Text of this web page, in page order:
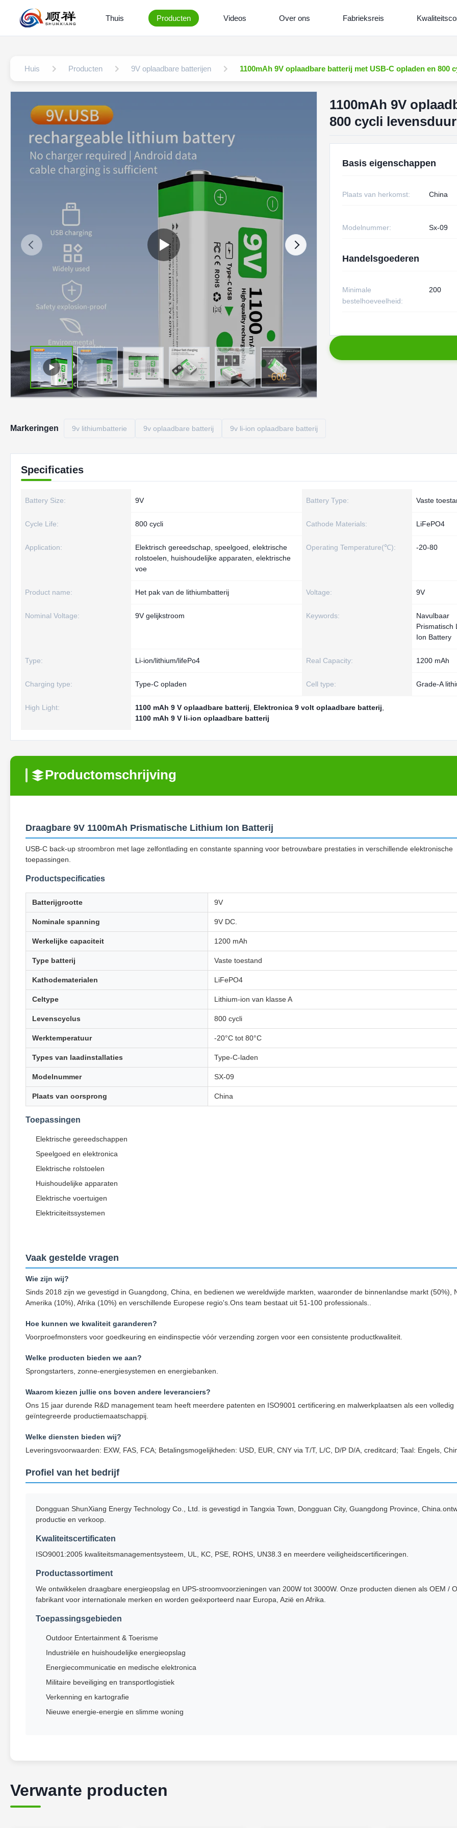
Thuis Producten Videos Over ons Fabrieksreis
Huis Producten 9V oplaadbare batterijen 1100mAh 9V oplaadbare batterij met USB-C opladen en
1100mAh 9V
800 cycli
Basis eigenschappen
Plaats van herkomst: China
Modelnummer: Sx-09
Handelsgoederen
Minimale
bestelhoeveelheid:
200
Markeringen 9v lithiumbatterie 9v oplaadbare batterij 9v li-ion oplaadbare batterij
Specificaties
Battery Size: 9V Battery Type: Vaste
Cycle Life: 800 cycli Cathode Materials: LiFePO4
Application:
Elektrisch gereedschap, speelgoed, elektrische
rolstoelen, huishoudelijke apparaten, elektrische
voe
Operating Temperature(℃): -20-80
Product name: Het pak van de lithiumbatterij Voltage: 9V
Nominal Voltage: 9V gelijkstroom Keywords:
Navulbaar
Prismatisch
Ion Battery
Type: Li-ion/lithium/lifePo4 Real Capacity: 1200 mAh
Charging type: Type-C opladen Cell type: Grade-A
High Light: 1100 mAh 9 V oplaadbare batterij Elektronica 9 volt oplaadbare batterij
1100 mAh 9 V li-ion oplaadbare batterij
Productomschrijving
Draagbare 9V 1100mAh Prismatische Lithium Ion Batterij
USB-C back-up stroombron met lage zelfontlading en constante spanning voor betrouwbare prestaties in verschillende elektronische
toepassingen.
Productspecificaties
Batterijgrootte 9V
Nominale spanning 9V DC.
Werkelijke capaciteit 1200 mAh
Type batterij Vaste toestand
Kathodematerialen LiFePO4
Celtype Lithium-ion van klasse A
Levenscyclus 800 cycli
Werktemperatuur -20°C tot 80°C
Types van laadinstallaties Type-C-laden
Modelnummer SX-09
Plaats van oorsprong China
Toepassingen
Elektrische gereedschappen
Speelgoed en elektronica
Elektrische rolstoelen
Huishoudelijke apparaten
Elektrische voertuigen
Elektriciteitssystemen
Vaak gestelde vragen
Wie zijn wij?
Sinds 2018 zijn we gevestigd in Guangdong, China, en bedienen we wereldwijde markten, waaronder de binnenlandse markt (50%),
Amerika (10%), Afrika (10%) en verschillende Europese regio's.Ons team bestaat uit 51-100 professionals..
Hoe kunnen we kwaliteit garanderen?
Voorproefmonsters voor goedkeuring en eindinspectie vóór verzending zorgen voor een consistente productkwaliteit.
Welke producten bieden we aan?
Sprongstarters, zonne-energiesystemen en energiebanken.
Waarom kiezen jullie ons boven andere leveranciers?
Ons 15 jaar durende R&D management team heeft meerdere patenten en ISO9001 certificering.en malwerkplaatsen als een volledig
geïntegreerde productiemaatschappij.
Welke diensten bieden wij?
Leveringsvoorwaarden: EXW, FAS, FCA; Betalingsmogelijkheden: USD, EUR, CNY via T/T, L/C, D/P D/A, creditcard; Taal: Engels,
Profiel van het bedrijf
Dongguan ShunXiang Energy Technology Co., Ltd. is gevestigd in Tangxia Town, Dongguan City, Guangdong Province,
productie en verkoop.
Kwaliteitscertificaten
ISO9001:2005 kwaliteitsmanagementsysteem, UL, KC, PSE, ROHS, UN38.3 en meerdere veiligheidscertificeringen.
Productassortiment
We ontwikkelen draagbare energieopslag en UPS-stroomvoorzieningen van 200W tot 3000W. Onze producten dienen als OEM /
fabrikant voor internationale merken en worden geëxporteerd naar Europa, Azië en Afrika.
Toepassingsgebieden
Outdoor Entertainment & Toerisme
Industriële en huishoudelijke energieopslag
Energiecommunicatie en medische elektronica
Militaire beveiliging en transportlogistiek
Verkenning en kartografie
Nieuwe energie-energie en slimme woning
Verwante producten